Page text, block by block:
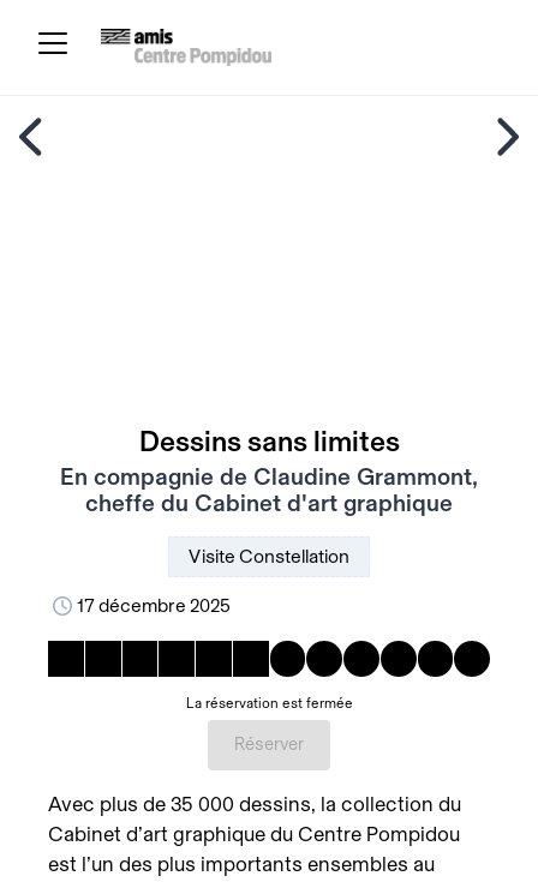
Dessins sans limites
En compagnie de Claudine Grammont,
cheffe du Cabinet d'art graphique
Visite Constellation
17 décembre 2025
La réservation est fermée
Réserver
Avec plus de 35 000 dessins, la collection du
Cabinet d’art graphique du Centre Pompidou
est l’un des plus importants ensembles au